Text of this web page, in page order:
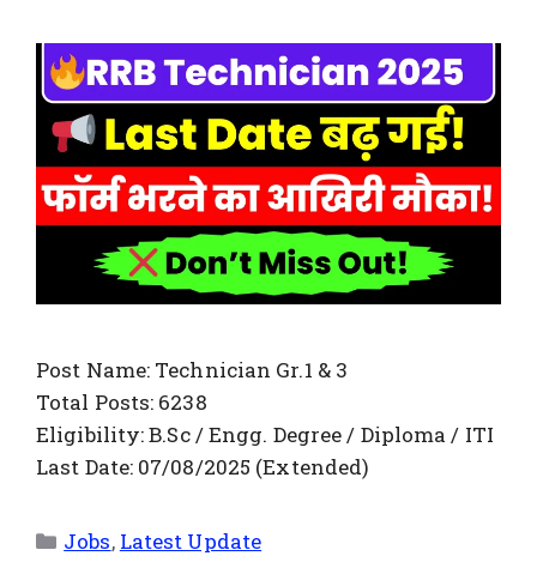
Post Name: Technician Gr.1 & 3
Total Posts: 6238
Eligibility: B.Sc / Engg. Degree / Diploma / ITI
Last Date: 07/08/2025 (Extended)
Jobs, Latest Update